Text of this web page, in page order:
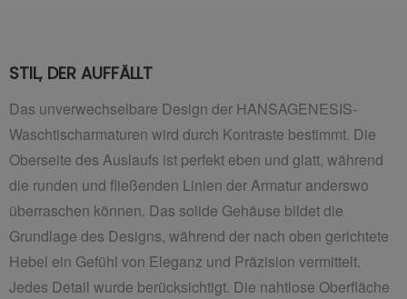
STIL, DER AUFFÄLLT
Das unverwechselbare Design der HANSAGENESIS-
Waschtischarmaturen wird durch Kontraste bestimmt. Die
Oberseite des Auslaufs ist perfekt eben und glatt, während
die runden und fließenden Linien der Armatur anderswo
überraschen können. Das solide Gehäuse bildet die
Grundlage des Designs, während der nach oben gerichtete
Hebel ein Gefühl von Eleganz und Präzision vermittelt.
Jedes Detail wurde berücksichtigt. Die nahtlose Oberfläche